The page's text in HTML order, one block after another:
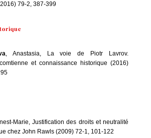
79-2, 387-399
, Anastasia, La voie de Piotr Lavrov.
et connaissance historique (2016)
Marie, Justification des droits et neutralité
chez John Rawls (2009) 72-1, 101-122